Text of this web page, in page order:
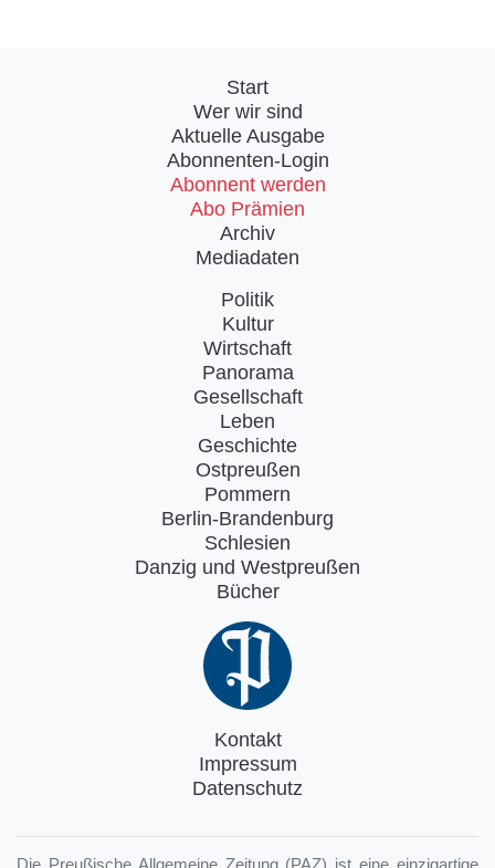
Start
Wer wir sind
Aktuelle Ausgabe
Abonnenten-Login
Abonnent werden
Abo Prämien
Archiv
Mediadaten
Politik
Kultur
Wirtschaft
Panorama
Gesellschaft
Leben
Geschichte
Ostpreußen
Pommern
Berlin-Brandenburg
Schlesien
Danzig und Westpreußen
Bücher
Kontakt
Impressum
Datenschutz